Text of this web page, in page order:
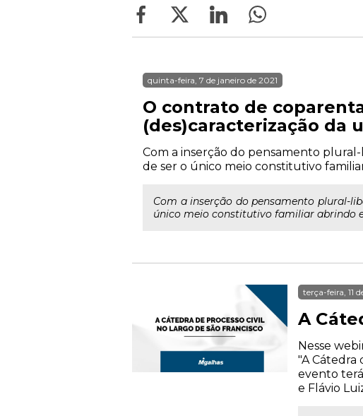
quinta-feira, 7 de janeiro de 2021
O contrato de
(des)caracterização da
Com a inserção do pensamento
de ser o único meio constitutivo
Com a inserção do pensamento plural-
único meio constitutivo familiar abrindo
terça-feira, 11
A
Nesse
"A Cátedra
evento
e Flávio